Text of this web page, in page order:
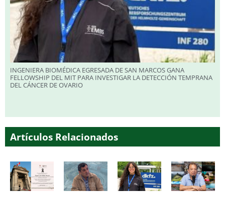
INGENIERA BIOMÉDICA EGRESADA DE SAN MARCOS GANA
FELLOWSHIP DEL MIT PARA INVESTIGAR LA DETECCIÓN TEMPRANA
DEL CÁNCER DE OVARIO
Artículos Relacionados